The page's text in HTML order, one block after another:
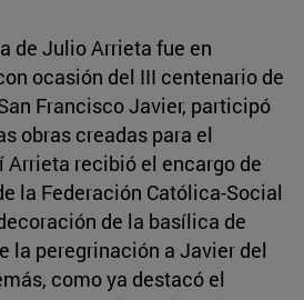
de Julio Arrieta fue en
ocasión del III centenario de
Francisco Javier, participó
obras creadas para el
recibió el encargo de
la Federación Católica-Social
de la basílica de
la peregrinación a Javier del
como ya destacó el